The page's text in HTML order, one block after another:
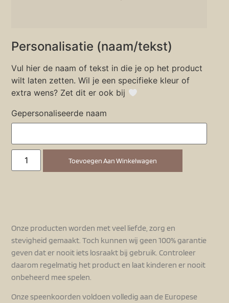
Personalisatie (naam/tekst)
Vul hier de naam of tekst in die je op het product
wilt laten zetten. Wil je een specifieke kleur of
extra wens? Zet dit er ook bij
Gepersonaliseerde naam
Toevoegen Aan Winkelwagen
Onze producten worden met veel liefde, zorg en
stevigheid gemaakt. Toch kunnen wij geen 100% garantie
geven dat er nooit iets losraakt bij gebruik. Controleer
daarom regelmatig het product en laat kinderen er nooit
onbeheerd mee spelen.
Onze speenkoorden voldoen volledig aan de Europese